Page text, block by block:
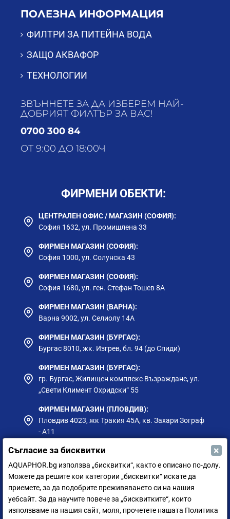
ПОЛЕЗНА ИНФОРМАЦИЯ
ФИЛТРИ ЗА ПИТЕЙНА ВОДА
ЗАЩО АКВАФОР
ТЕХНОЛОГИИ
ЗВЪННЕТЕ ЗА ДА ИЗБЕРЕМ НАЙ-
ДОБРИЯТ ФИЛТЪР ЗА ВАС!
0700 300 84
ОТ 9:00 ДО 18:00Ч
ФИРМЕНИ ОБЕКТИ:
ЦЕНТРАЛЕН ОФИС / МАГАЗИН (СОФИЯ):
София 1632, ул. Промишлена 33
ФИРМЕН МАГАЗИН (СОФИЯ):
София 1000, ул. Солунска 43
ФИРМЕН МАГАЗИН (СОФИЯ):
София 1680, ул. ген. Стефан Тошев 8А
ФИРМЕН МАГАЗИН (ВАРНА):
Варна 9002, ул. Селиолу 14А
ФИРМЕН МАГАЗИН (БУРГАС):
Бургас 8010, жк. Изгрев, бл. 94 (до Спиди)
ФИРМЕН МАГАЗИН (БУРГАС):
гр. Бургас, Жилищен комплекс Възраждане, ул.
„Свети Климент Охридски“ 55
ФИРМЕН МАГАЗИН (ПЛОВДИВ):
Пловдив 4023, жк Тракия 45А, кв. Захари Зограф
- А11
ФИРМЕН МАГАЗИН (РУСЕ):
гр. Русе, ул. Борисова 73, до Приста Ойл
ФИРМЕН МАГАЗИН (СИЛИСТРА):
гр. Силистра, ул. Петър Мутафчиев 75
ЦЕНТРАЛЕН СКЛАД (СОФИЯ):
Съгласие за бисквитки ×
AQUAPHOR.bg използва „бисквитки“, както е описано по-долу.
Можете да решите кои категории „бисквитки“ искате да
приемете, за да подобрите преживяването си на нашия
уебсайт. За да научите повече за „бисквитките“, които
използваме на нашия сайт, моля, прочетете нашата Политика